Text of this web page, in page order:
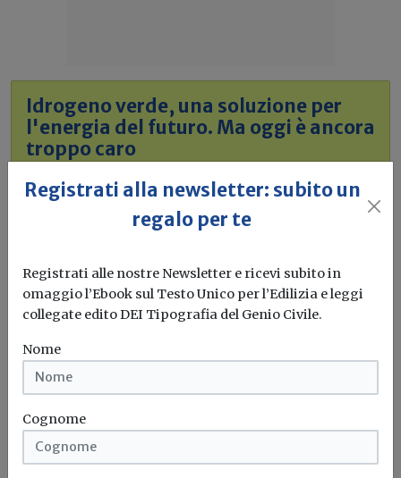
Idrogeno verde, una soluzione per
l'energia del futuro. Ma oggi è ancora
troppo caro
L'obiettivo crescita sostenibile è raggiungibile
attraverso l'utilizzo dell'idrogeno verde. Ma al
Leggi
Bonus elettrodomestici green,
spunta il nuovo contributo per
rendere la casa più efficiente
Il governo ha allo studio l'introduzione di un nuovo
bonus elettrodomestici, che...
Potrebbe interessarti
Attualità
Registrati alla newsletter: subito un
regalo per te
Registrati alle nostre Newsletter e ricevi subito in
omaggio l’Ebook sul Testo Unico per l’Edilizia e leggi
collegate edito DEI Tipografia del Genio Civile.
Nome
Cognome